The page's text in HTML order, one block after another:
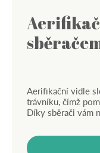
Aerifikační vidle
trávníku, čímž
Díky sběrači vám